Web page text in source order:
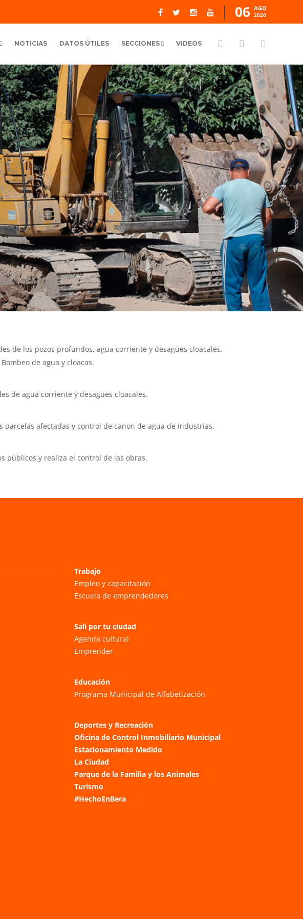
06 AGO
2026
NOTICIAS DATOS ÚTILES SECCIONES VIDEOS
de los pozos profundos, agua corriente y desagües cloacales.
de agua y cloacas.
de agua corriente y desagües cloacales.
afectadas y control de canon de agua de industrias.
públicos y realiza el control de las obras.
Trabajo
Empleo y capacitación
Escuela de emprendedores
Salí por tu ciudad
Agenda cultural
Emprender
Educación
Programa Municipal de Alfabetización
Deportes y Recreación
Oficina de Control Inmobiliario Municipal
Estacionamiento Medido
La Ciudad
Parque de la Familia y los Animales
Turismo
#HechoEnBera